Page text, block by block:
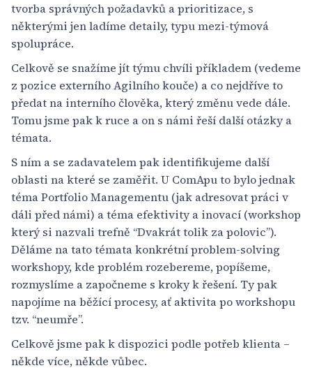
tvorba správných požadavků a prioritizace, s
některými jen ladíme detaily, typu mezi-týmová
spolupráce.
Celkově se snažíme jít týmu chvíli příkladem (vedeme
z pozice externího Agilního kouče) a co nejdříve to
předat na interního člověka, který změnu vede dále.
Tomu jsme pak k ruce a on s námi řeší další otázky a
témata.
S ním a se zadavatelem pak identifikujeme další
oblasti na které se zaměřit. U ComApu to bylo jednak
téma Portfolio Managementu (jak adresovat práci v
dáli před námi) a téma efektivity a inovací (workshop
který si nazvali trefně “Dvakrát tolik za polovic”).
Děláme na tato témata konkrétní problem-solving
workshopy, kde problém rozebereme, popíšeme,
rozmyslíme a započneme s kroky k řešení. Ty pak
napojíme na běžící procesy, ať aktivita po workshopu
tzv. “neumře”.
Celkově jsme pak k dispozici podle potřeb klienta –
někde více, někde vůbec.